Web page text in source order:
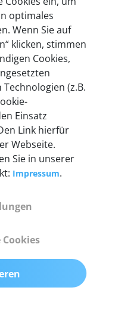
am Standort in
Qualität vertrauen
und
&
optimales
Wenn Sie auf
klicken, stimmen
Cookies,
(z.B.
Einsatz
Link hierfür
Webseite.
Sie in unserer
Impressum.